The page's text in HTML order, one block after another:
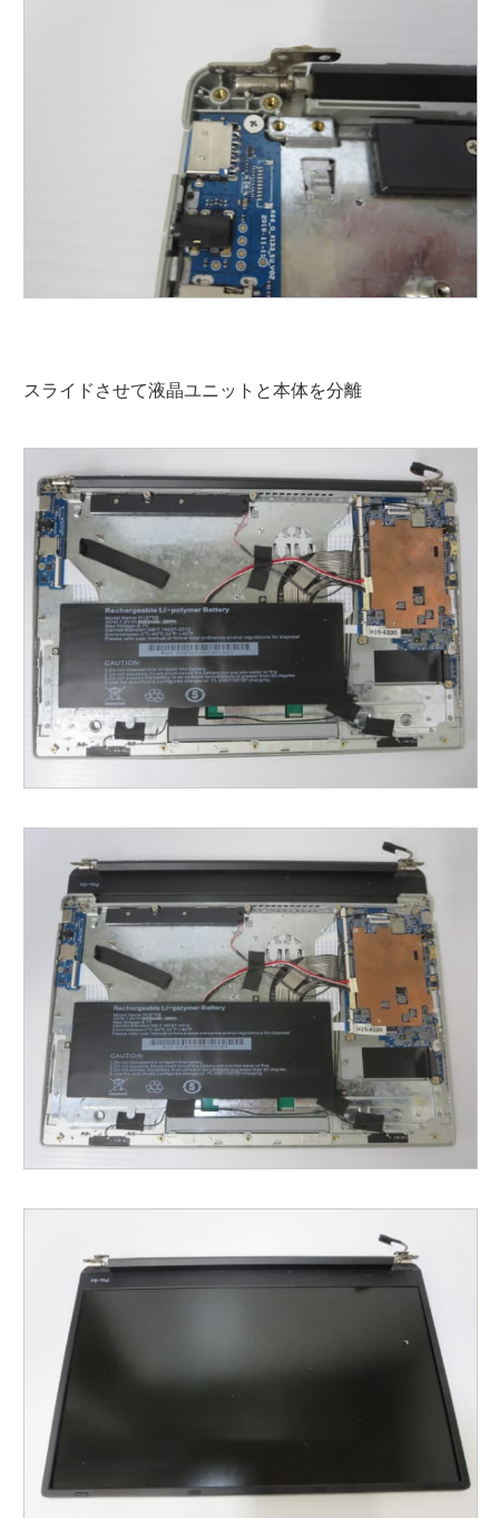
スライドさせて液晶ユニットと本体を分離